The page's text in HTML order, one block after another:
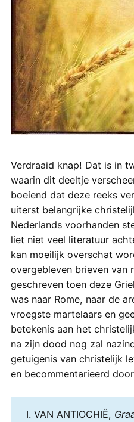
Verdraaid knap! Dat is in
waarin dit deeltje
boeiend dat deze reeks
uiterst belangrijke
Nederlands voorhanden
liet niet veel literatuur
kan moeilijk overschat
overgebleven brieven van
geschreven toen deze
was naar Rome, naar de
vroegste martelaars en
betekenis aan het
na zijn dood nog zal
getuigenis van christelijk
en becommentarieerd
I. VAN ANTIOCHIË,